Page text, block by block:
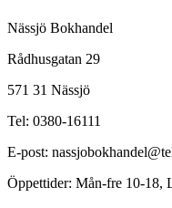
Nässjö Bokhandel
Rådhusgatan 29
571 31 Nässjö
Tel: 0380-16111
E-post:
Öppettider: Mån-fre 10-18,